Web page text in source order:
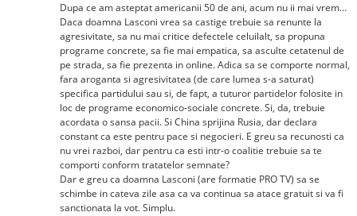
Dupa ce am asteptat americanii 50 de ani, acum nu ii mai vrem…
Daca doamna Lasconi vrea sa castige trebuie sa renunte la
agresivitate, sa nu mai critice defectele celuilalt, sa propuna
programe concrete, sa fie mai empatica, sa asculte cetatenul de
pe strada, sa fie prezenta in online. Adica sa se comporte normal,
fara aroganta si agresivitatea (de care lumea s-a saturat)
specifica partidului sau si, de fapt, a tuturor partidelor folosite in
loc de programe economico-sociale concrete. Si, da, trebuie
acordata o sansa pacii. Si China sprijina Rusia, dar declara
constant ca este pentru pace si negocieri. E greu sa recunosti ca
nu vrei razboi, dar pentru ca esti intr-o coalitie trebuie sa te
comporti conform tratatelor semnate?
Dar e greu ca doamna Lasconi (are formatie PRO TV) sa se
schimbe in cateva zile asa ca va continua sa atace gratuit si va fi
sanctionata la vot. Simplu.